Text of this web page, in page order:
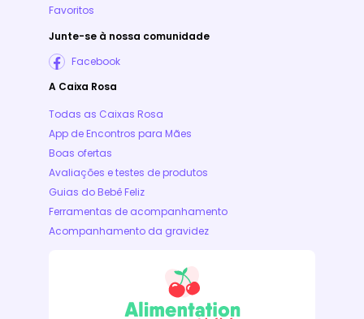
Favoritos
Junte-se à nossa comunidade
Facebook
A Caixa Rosa
Todas as Caixas Rosa
App de Encontros para Mães
Boas ofertas
Avaliações e testes de produtos
Guias do Bebê Feliz
Ferramentas de acompanhamento
Acompanhamento da gravidez